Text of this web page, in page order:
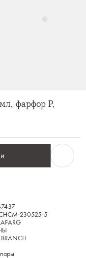
фарфор P,
230525-5